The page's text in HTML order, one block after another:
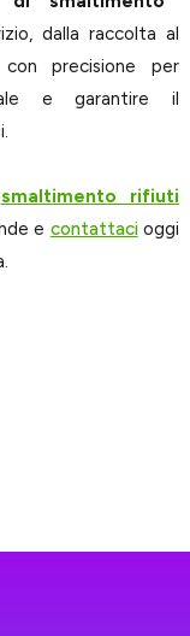
dalla raccolta al
precisione per
e garantire il
smaltimento rifiuti
e contattacioggi